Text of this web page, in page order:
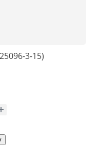
3-15)